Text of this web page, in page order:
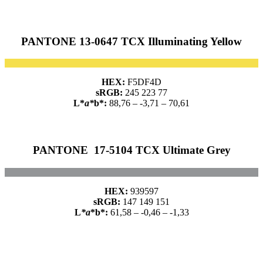
PANTONE 13-0647 TCX Illuminating Yellow
HEX: F5DF4D
sRGB: 245 223 77
L*a*b*: 88,76 – -3,71 – 70,61
PANTONE 17-5104 TCX Ultimate Grey
HEX: 939597
sRGB: 147 149 151
L*a*b*: 61,58 – -0,46 – -1,33